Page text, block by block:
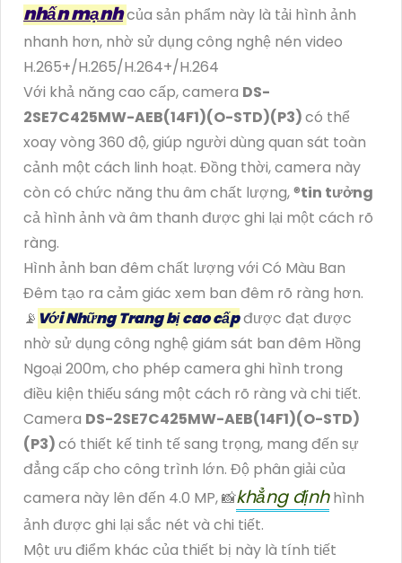
nhấn mạnhcủa sản phẩm này là tải hình ảnh
nhanh hơn, nhờ sử dụng công nghệ nén video
H.265+/H.265/H.264+/H.264
Với khả năng cao cấp, camera DS-
2SE7C425MW-AEB(14F1)(O-STD)(P3)có thể
xoay vòng 360 độ, giúp người dùng quan sát toàn
cảnh một cách linh hoạt. Đồng thời, camera này
còn có chức năng thu âm chất lượng, ®️tin tưởng
cả hình ảnh và âm thanh được ghi lại một cách rõ
ràng.
Hình ảnh ban đêm chất lượng với Có Màu Ban
Đêm tạo ra cảm giác xem ban đêm rõ ràng hơn.
📡 Với Những Trang bị cao cấpđược đạt được
nhờ sử dụng công nghệ giám sát ban đêm Hồng
Ngoại 200m, cho phép camera ghi hình trong
điều kiện thiếu sáng một cách rõ ràng và chi tiết.
Camera DS-2SE7C425MW-AEB(14F1)(O-STD)
(P3)có thiết kế tinh tế sang trọng, mang đến sự
đẳng cấp cho công trình lớn. Độ phân giải của
camera này lên đến 4.0 MP, 📸khẳng địnhhình
ảnh được ghi lại sắc nét và chi tiết.
Một ưu điểm khác của thiết bị này là tính tiết